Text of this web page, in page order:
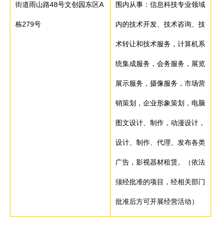
街道雨山路48号文创园东区A
栋279号
围内从事：信息科技专业领域
内的技术开发、技术咨询、技
术转让和技术服务，计算机系
统集成服务，会务服务，展览
展示服务，摄像服务，市场营
销策划，企业形象策划，电脑
图文设计、制作，动漫设计，
设计、制作、代理、发布各类
广告，影视器材租赁。（依法
须经批准的项目，经相关部门
批准后方可开展经营活动）